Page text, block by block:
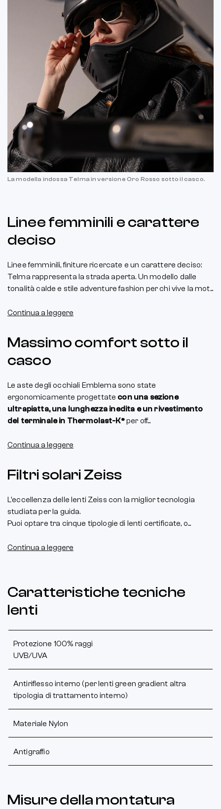
La modella indossa Telma in versione Oro Rosso sotto il casco.
Linee femminili e carattere
deciso
Linee femminili, finiture ricercate e un carattere deciso:
Telma rappresenta la strada aperta. Un modello dalle
tonalità calde e stile adventure fashion per chi vive la mot...
Continua a leggere
Massimo comfort sotto il
casco
Le aste degli occhiali Emblema sono state
ergonomicamente progettate con una sezione
ultrapiatta, una lunghezza inedita e un rivestimento
del terminale in Thermolast-K®per off...
Continua a leggere
Filtri solari Zeiss
L’eccellenza delle lenti Zeiss con la miglior tecnologia
studiata per la guida.
Puoi optare tra cinque tipologie di lenti certificate, o...
Continua a leggere
Caratteristiche tecniche
lenti
Protezione 100% raggi
UVB/UVA
Antiriflesso interno (per lenti green gradient altra
tipologia di trattamento interno)
Materiale Nylon
Antigraffio
Misure della montatura